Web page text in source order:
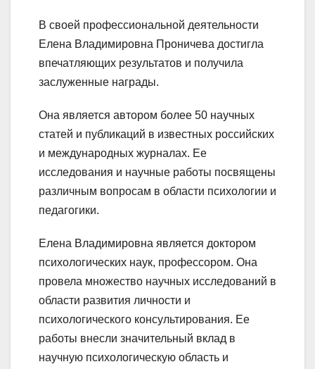
В своей профессиональной деятельности
Елена Владимировна Проничева достигла
впечатляющих результатов и получила
заслуженные награды.
Она является автором более 50 научных
статей и публикаций в известных российских
и международных журналах. Ее
исследования и научные работы посвящены
различным вопросам в области психологии и
педагогики.
Елена Владимировна является доктором
психологических наук, профессором. Она
провела множество научных исследований в
области развития личности и
психологического консультирования. Ее
работы внесли значительный вклад в
научную психологическую область и